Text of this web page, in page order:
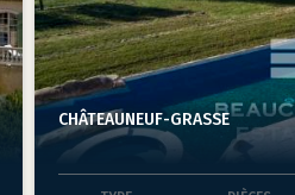
CHÂTEAUNEUF-GRASSE